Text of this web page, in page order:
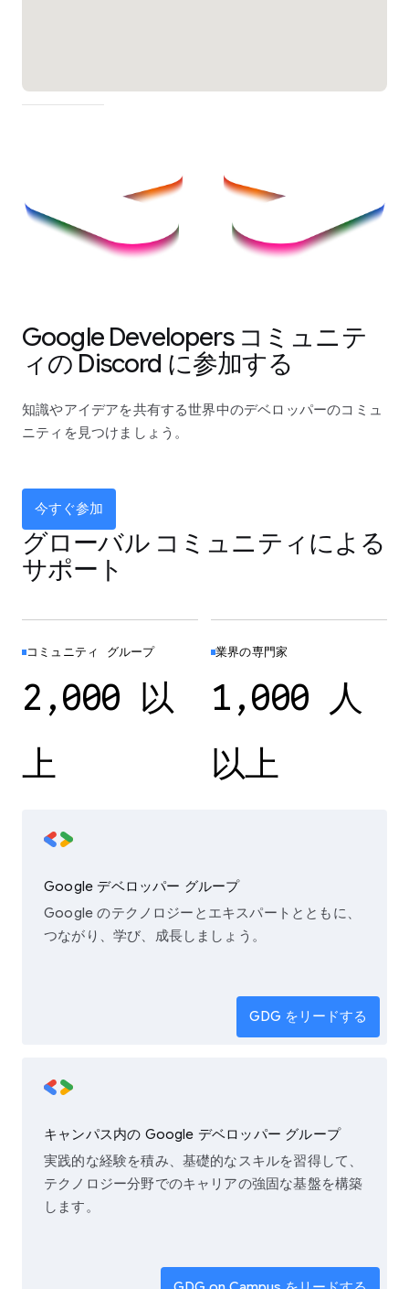
Google Developers コミュニテ
ィの Discord に参加する
知識やアイデアを共有する世界中のデベロッパーのコミュ
ニティを見つけましょう。
今すぐ参加
グローバル コミュニティによる
サポート
コミュニティ グループ
2,000 以
上
業界の専門家
1,000 人
以上
Google デベロッパー グループ
Google のテクノロジーとエキスパートとともに、
つながり、学び、成長しましょう。
GDG をリードする
キャンパス内の Google デベロッパー グループ
実践的な経験を積み、基礎的なスキルを習得して、
テクノロジー分野でのキャリアの強固な基盤を構築
します。